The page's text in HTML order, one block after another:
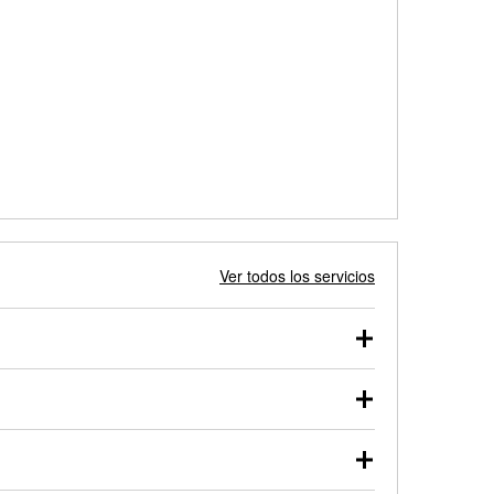
Ver todos los servicios
probarse dentro o fuera del vehículo y cargarse en
de nuestros profesionales te ayudará a encontrar
en el estacionamiento, o desmonta el